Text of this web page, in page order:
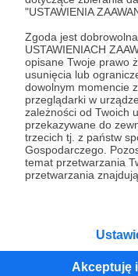
"USTAWIENIA
Zgoda jest
USTAWIENIACH
opisane Twoje prawo
usunięcia lub
dowolnym momencie
przeglądarki w
zależności od Twoich
przekazywane do
trzecich tj. z państw
Gospodarczego.
temat przetwarzania
przetwarzania
Akceptuję
Kategorie
O Patronite
Dodatkowe
Pomoc
Regulamin